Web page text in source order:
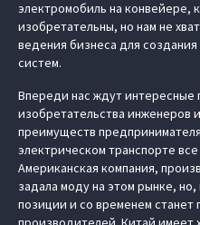
электромобиль на конвейере,
изобретательны, но нам не
ведения бизнеса для
систем.
Впереди нас ждут интересные
изобретательства инженеров
преимуществ
электрическом транспорте
Американская компания,
задала моду на этом рынке,
позиции и со временем станет